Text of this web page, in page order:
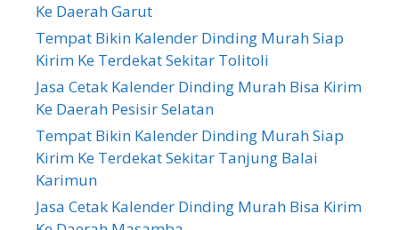
Ke Daerah Garut
Tempat Bikin Kalender Dinding Murah Siap
Kirim Ke Terdekat Sekitar Tolitoli
Jasa Cetak Kalender Dinding Murah Bisa Kirim
Ke Daerah Pesisir Selatan
Tempat Bikin Kalender Dinding Murah Siap
Kirim Ke Terdekat Sekitar Tanjung Balai
Karimun
Jasa Cetak Kalender Dinding Murah Bisa Kirim